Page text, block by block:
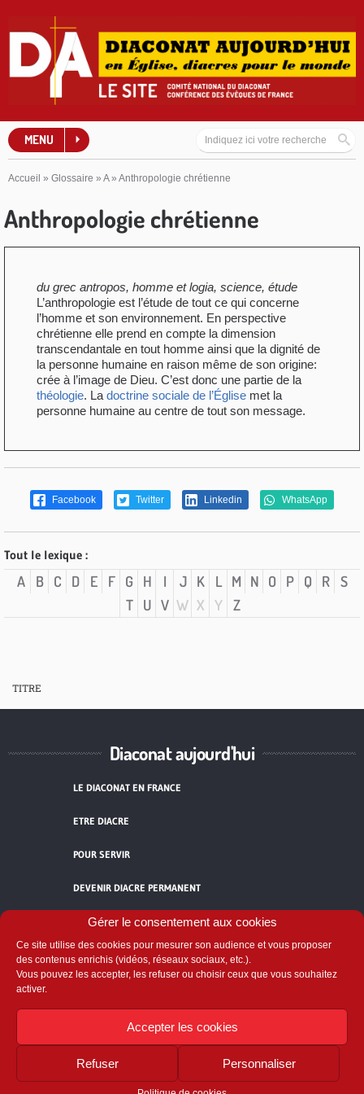
Gérer le consentement aux cookies
Ce site utilise des cookies pour mesurer son audience et vous proposer
des contenus enrichis (vidéos, réseaux sociaux, etc.).
Vous pouvez les accepter, les refuser ou choisir ceux que vous souhaitez
activer.
Accepter les cookies
Refuser Personnaliser
MENU
Accueil » Glossaire » A» Anthropologie chrétienne
Anthropologie chrétienne
du grec antropos, homme et logia, science, étude
L’anthropologie est l’étude de tout ce qui concerne
l’homme et son environnement. En perspective
chrétienne elle prend en compte la dimension
transcendantale en tout homme ainsi que la dignité de
la personne humaine en raison même de son origine:
crée à l’image de Dieu. C’est donc une partie de la
théologie. La doctrine sociale de l’Église met la
personne humaine au centre de tout son message.
Facebook Twitter Linkedin WhatsApp
Tout le lexique :
A B C D E F G H I J K L M N O P Q R S
T
U V W X Y Z
TITRE
Diaconat aujourd'hui
LE DIACONAT EN FRANCE
ETRE DIACRE
POUR SERVIR
DEVENIR DIACRE PERMANENT
TÉMOIGNAGES
ACCUEIL
Comité National du Diaconat
58 avenue de Breteuil - 75007 Paris